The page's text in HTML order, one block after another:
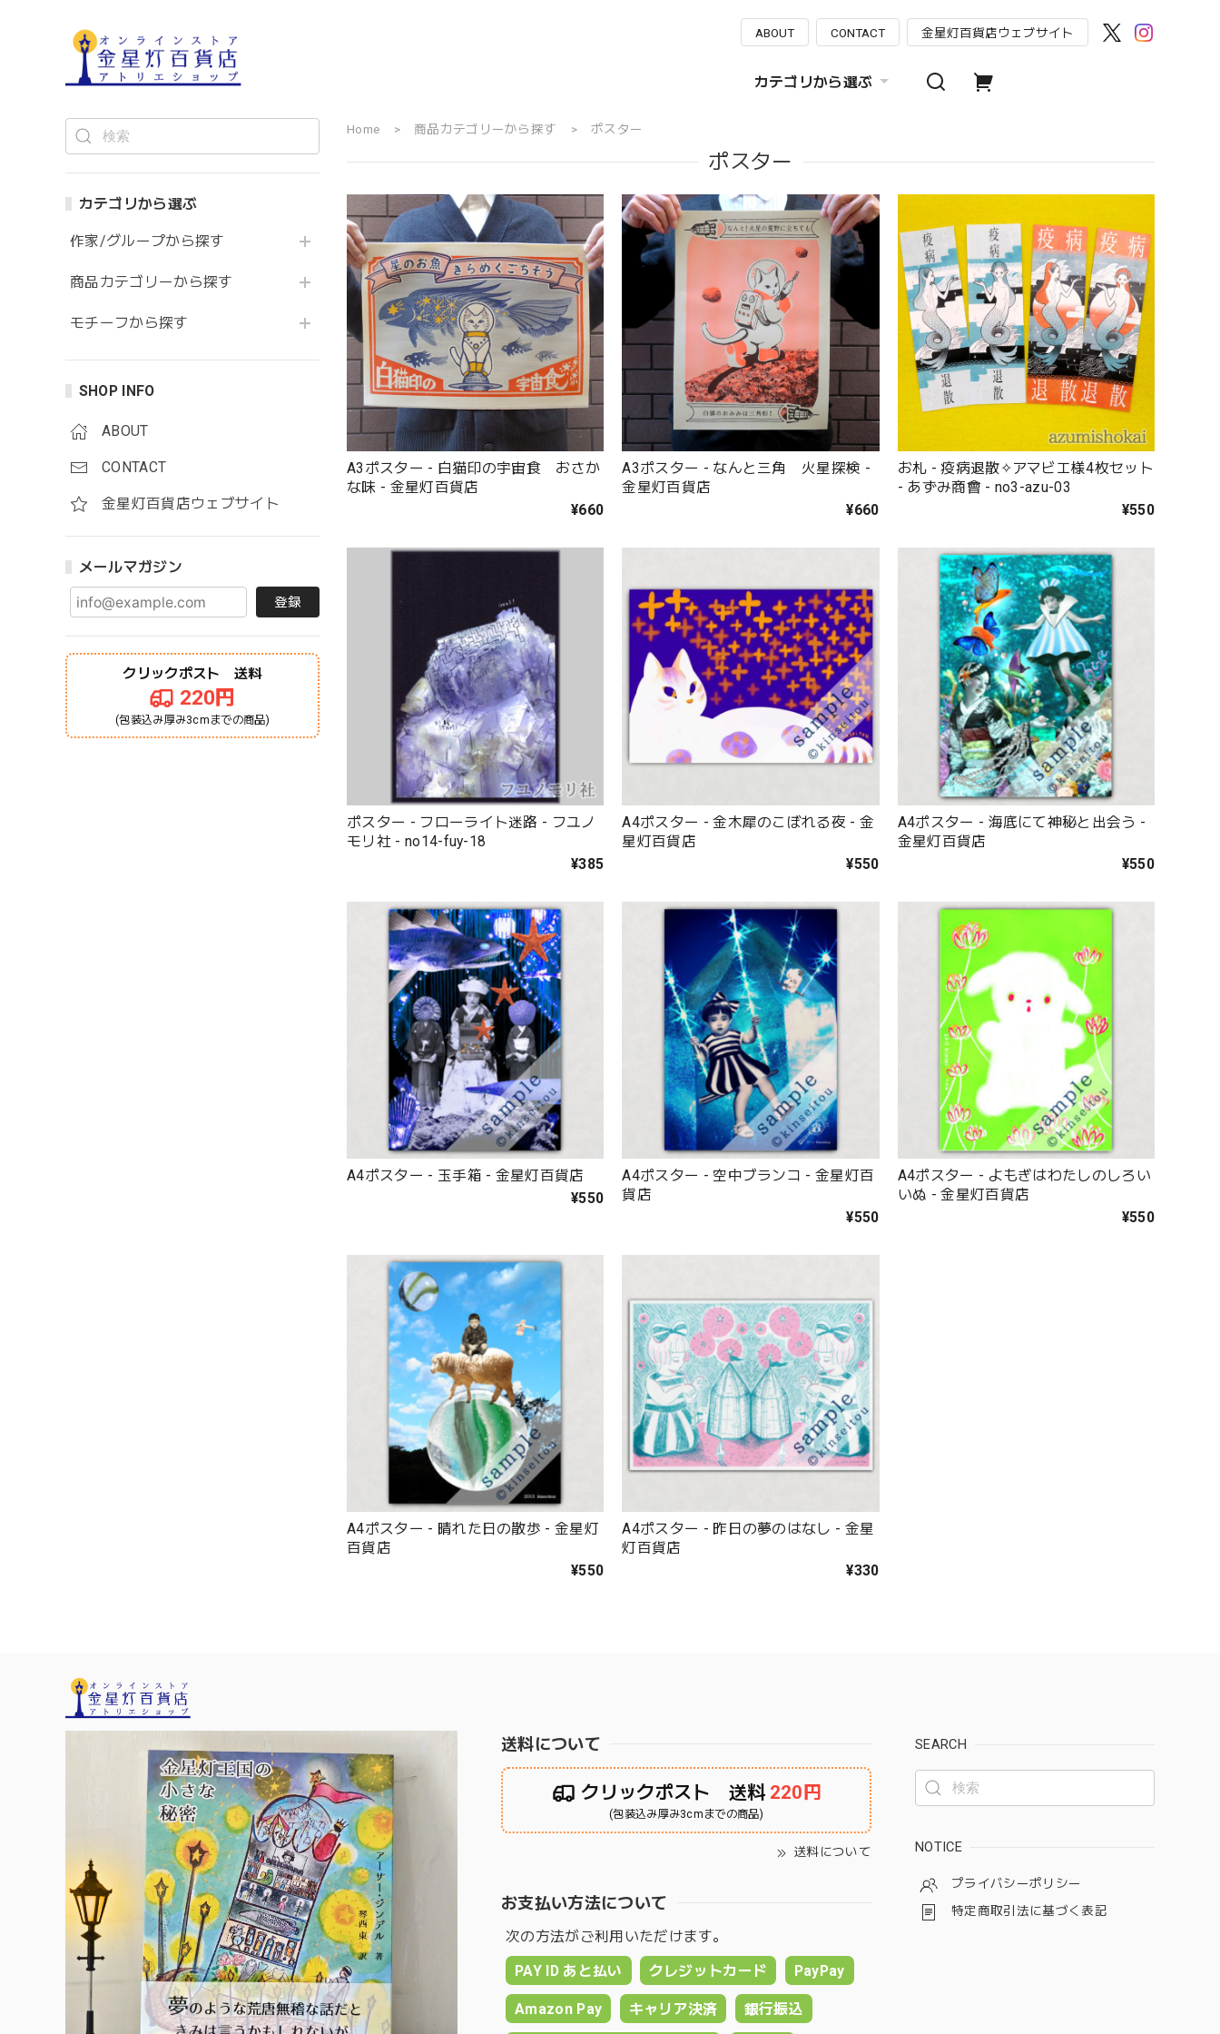
ABOUT CONTACT 金星灯百貨店ウェブサイト
カテゴリから選ぶ
カテゴリから選ぶ
作家/グループから探す
商品カテゴリーから探す
モチーフから探す
SHOP INFO
ABOUT
CONTACT
金星灯百貨店ウェブサイト
メールマガジン
登録
クリックポスト 送料
220円
(包装込み厚み3cmまでの商品)
Home 商品カテゴリーから探す ポスター
ポスター
A3ポスター - 白猫印の宇宙食 おさか
な味 - 金星灯百貨店
¥660
A3ポスター - なんと三角 火星探検 -
金星灯百貨店
¥660
お札 - 疫病退散✧アマビエ様4枚セット
- あずみ商會 - no3-azu-03
¥550
ポスター - フローライト迷路 - フユノ
モリ社 - no14-fuy-18
¥385
A4ポスター - 金木犀のこぼれる夜 - 金
星灯百貨店
¥550
A4ポスター - 海底にて神秘と出会う -
金星灯百貨店
¥550
A4ポスター - 玉手箱 - 金星灯百貨店
¥550
A4ポスター - 空中ブランコ - 金星灯百
貨店
¥550
A4ポスター - よもぎはわたしのしろい
いぬ - 金星灯百貨店
¥550
A4ポスター - 晴れた日の散歩 - 金星灯
百貨店
¥550
A4ポスター - 昨日の夢のはなし - 金星
灯百貨店
¥330
送料について
クリックポスト 送料 220円
(包装込み厚み3cmまでの商品)
送料について
お支払い方法について
次の方法がご利用いただけます。
PAY ID あと払い
クレジットカード PayPay
Amazon Pay キャリア決済 銀行振込
SEARCH
NOTICE
プライバシーポリシー
特定商取引法に基づく表記